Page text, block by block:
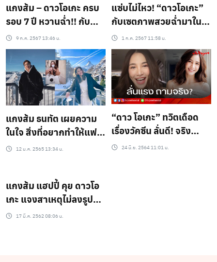
แกงส้ม – ดาวโอเกะ ครบ
รอบ 7 ปี หวานฉ่ำ!! กับ
ข้อความสุดซึ้ง ขอบคุณที่
พยายามเพื่อคำว่า “เรา”
มาตลอด เผยเรื่อง
เซอร์ไพรส์ ลุ้นมีลูกปีหน้า
9 ก.ค. 2567 13:46 น.
แซ่บไม่ไหว! “ดาวโอเกะ”
กับเซตภาพสวยฉ่ำมาใน
ลุคสุดเซ็กซี่ ใส่แว่นน่ารัก
ขึ้นไปอีก…
1 ก.ค. 2567 11:58 น.
แกงส้ม ธนทัต เผยความ
ในใจ สิ่งที่อยากทำให้แฟน
สาว ซาบซึ้งใจเสียเหลือ
12 ม.ค. 2565 13:34 น.
“ดาว โอเกะ” ทวิตเดือด
เรื่องวัคซีน ลั่นดี! จริง
หรือ?24 มิ.ย. 2564 11:01 น.
แกงส้ม แฮปปี้ คุย ดาวโอ
เกะ แจงสาเหตุไม่ลงรูปคู่
หวาน เพราะแฟนคลับ?
17 มี.ค. 2562 08:06 น.